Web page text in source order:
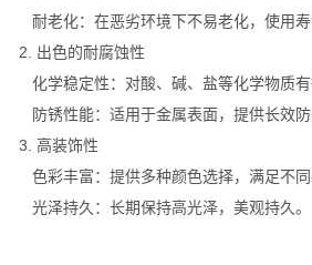
耐老化：在恶劣环境下不易老化，使用寿
2. 出色的耐腐蚀性
化学稳定性：对酸、碱、盐等化学物质有
防锈性能：适用于金属表面，提供长效防
3. 高装饰性
色彩丰富：提供多种颜色选择，满足不同
光泽持久：长期保持高光泽，美观持久。